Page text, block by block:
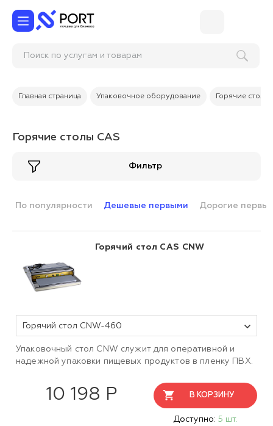
Поиск по услугам и товарам
Главная страница Упаковочное оборудование Горячие столы
Горячие столы CAS
Фильтр
По популярности Дешевые первыми Дорогие
Горячий стол CAS CNW
Горячий стол CNW-460
Упаковочный стол CNW служит для оперативной и
надежной упаковки пищевых продуктов в пленку ПВХ.
10 198 Р В КОРЗИНУ
Доступно: 5 шт.